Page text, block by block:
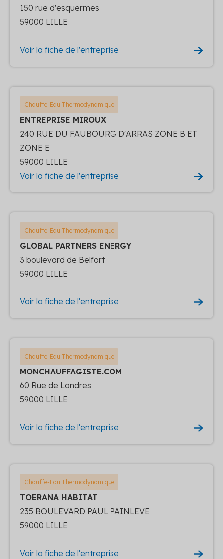
150 rue d'esquermes
59000 LILLE
Voir la fiche de l'entreprise
Chauffe-Eau Thermodynamique
ENTREPRISE MIROUX
240 RUE DU FAUBOURG D'ARRAS ZONE B ET
ZONE E
59000 LILLE
Voir la fiche de l'entreprise
Chauffe-Eau Thermodynamique
GLOBAL PARTNERS ENERGY
3 boulevard de Belfort
59000 LILLE
Voir la fiche de l'entreprise
Chauffe-Eau Thermodynamique
MONCHAUFFAGISTE.COM
60 Rue de Londres
59000 LILLE
Voir la fiche de l'entreprise
Chauffe-Eau Thermodynamique
TOERANA HABITAT
235 BOULEVARD PAUL PAINLEVE
59000 LILLE
Voir la fiche de l'entreprise